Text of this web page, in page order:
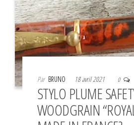
Par BRUNO 18 avril 2021 0
STYLO PLUME
WOODGRAIN